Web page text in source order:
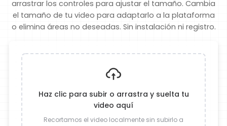
arrastrar los controles para ajustar el tamaño. Cambia
el tamaño de tu video para adaptarlo a la plataforma
o elimina áreas no deseadas. Sin instalación ni registro.
Haz clic para subir o arrastra y suelta tu
video aquí
Recortamos el video localmente sin subirlo a